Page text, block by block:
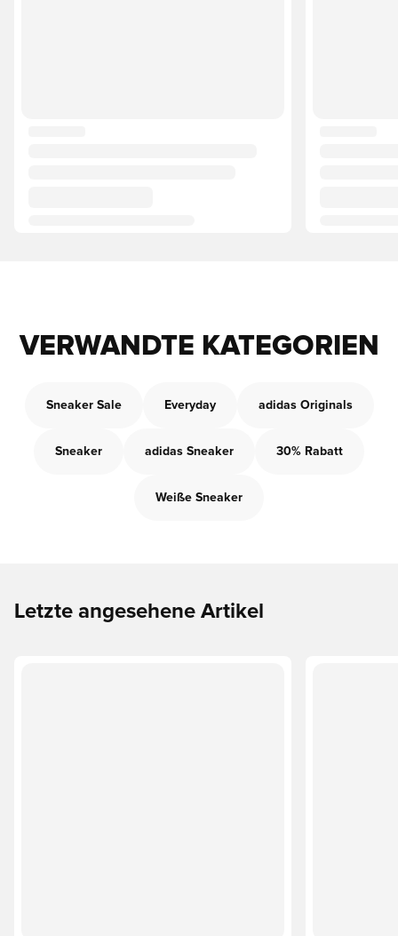
VERWANDTE KATEGORIEN
Sneaker Sale Everyday adidas Originals
Sneaker adidas Sneaker 30% Rabatt
Weiße Sneaker
Letzte angesehene Artikel